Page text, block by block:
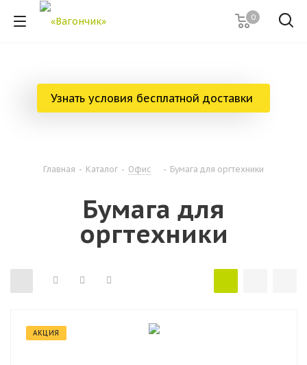
0
Узнать условия бесплатной доставки
Главная - Каталог - Офис - Бумага для оргтехники
Бумага для
оргтехники
АКЦИЯ